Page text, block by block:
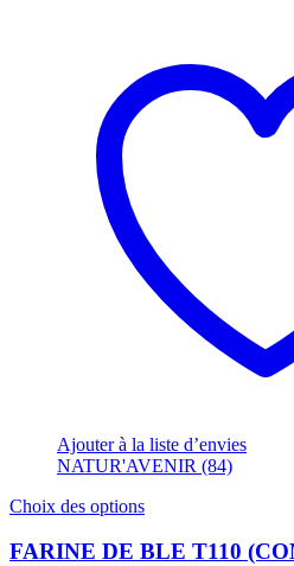
Ajouter à la liste d’envies
NATUR'AVENIR (84)
Choix des optionsCe
a
FARINE DE BLE T110